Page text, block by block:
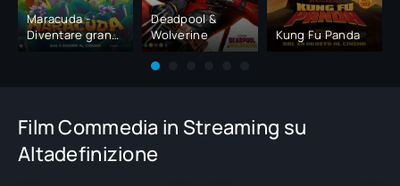
Maracuda -
Diventare grandi
è una giungla
Deadpool &
Wolverine
Kung Fu Panda
Film Commedia in Streaming su
Altadefinizione